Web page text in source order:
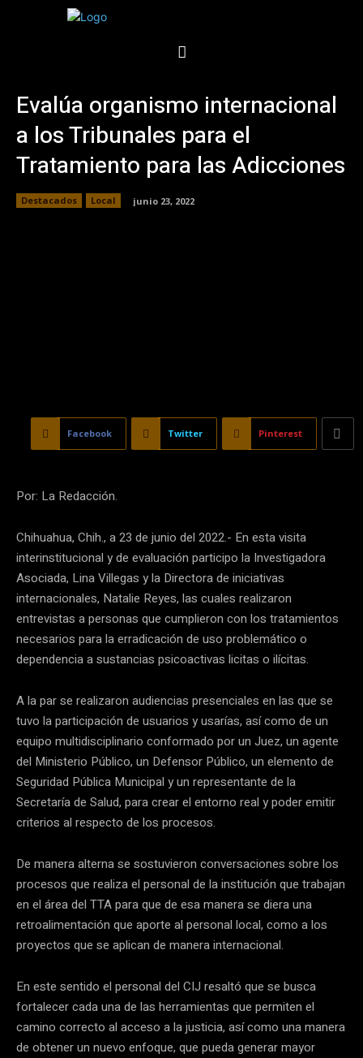
Evalúa organismo internacional
a los Tribunales para el
Tratamiento para las Adicciones
Destacados Local junio 23, 2022
Facebook Twitter Pinterest
Por: La Redacción.
Chihuahua, Chih., a 23 de junio del 2022.- En esta visita
interinstitucional y de evaluación participo la Investigadora
Asociada, Lina Villegas y la Directora de iniciativas
internacionales, Natalie Reyes, las cuales realizaron
entrevistas a personas que cumplieron con los tratamientos
necesarios para la erradicación de uso problemático o
dependencia a sustancias psicoactivas licitas o ilícitas.
A la par se realizaron audiencias presenciales en las que se
tuvo la participación de usuarios y usarías, así como de un
equipo multidisciplinario conformado por un Juez, un agente
del Ministerio Público, un Defensor Público, un elemento de
Seguridad Pública Municipal y un representante de la
Secretaría de Salud, para crear el entorno real y poder emitir
criterios al respecto de los procesos.
De manera alterna se sostuvieron conversaciones sobre los
procesos que realiza el personal de la institución que trabajan
en el área del TTA para que de esa manera se diera una
retroalimentación que aporte al personal local, como a los
proyectos que se aplican de manera internacional.
En este sentido el personal del CIJ resaltó que se busca
fortalecer cada una de las herramientas que permiten el
camino correcto al acceso a la justicia, así como una manera
de obtener un nuevo enfoque, que pueda generar mayor